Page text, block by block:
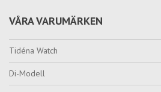
VÅRA VARUMÄRKEN
Tidéna Watch
Di-Modell